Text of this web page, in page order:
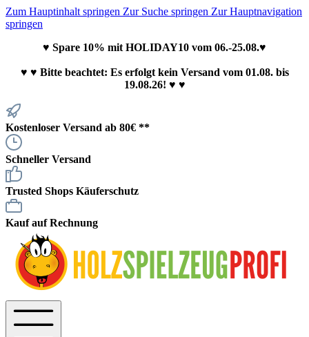
Zum Hauptinhalt springen Zur Suche springen Zur Hauptnavigation
springen
♥ Spare 10% mit HOLIDAY10 vom 06.-25.08.♥
♥ ♥ Bitte beachtet: Es erfolgt kein Versand vom 01.08. bis
19.08.26! ♥ ♥
Kostenloser Versand ab 80€ **
Schneller Versand
Trusted Shops Käuferschutz
Kauf auf Rechnung